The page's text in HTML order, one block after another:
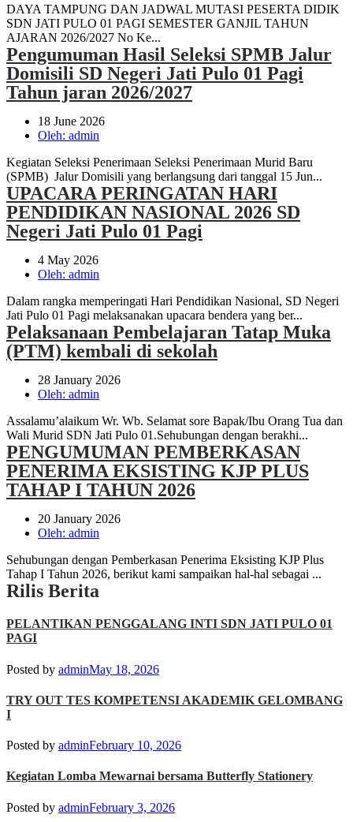
DAYA TAMPUNG DAN JADWAL MUTASI PESERTA DIDIK
SDN JATI PULO 01 PAGI SEMESTER GANJIL TAHUN
AJARAN 2026/2027 No Ke...
Pengumuman Hasil Seleksi SPMB Jalur
Domisili SD Negeri Jati Pulo 01 Pagi
Tahun jaran 2026/2027
18 June 2026
Oleh: admin
Kegiatan Seleksi Penerimaan Seleksi Penerimaan Murid Baru
(SPMB) Jalur Domisili yang berlangsung dari tanggal 15 Jun...
UPACARA PERINGATAN HARI
PENDIDIKAN NASIONAL 2026 SD
Negeri Jati Pulo 01 Pagi
4 May 2026
Oleh: admin
Dalam rangka memperingati Hari Pendidikan Nasional, SD Negeri
Jati Pulo 01 Pagi melaksanakan upacara bendera yang ber...
Pelaksanaan Pembelajaran Tatap Muka
(PTM) kembali di sekolah
28 January 2026
Oleh: admin
Assalamu’alaikum Wr. Wb. Selamat sore Bapak/Ibu Orang Tua dan
Wali Murid SDN Jati Pulo 01. ​Sehubungan dengan berakhi...
PENGUMUMAN PEMBERKASAN
PENERIMA EKSISTING KJP PLUS
TAHAP I TAHUN 2026
20 January 2026
Oleh: admin
Sehubungan dengan Pemberkasan Penerima Eksisting KJP Plus
Tahap I Tahun 2026, berikut kami sampaikan hal-hal sebagai ...
Rilis Berita
PELANTIKAN PENGGALANG INTI SDN JATI PULO 01
PAGI
Posted by adminMay 18, 2026
TRY OUT TES KOMPETENSI AKADEMIK GELOMBANG
I
Posted by adminFebruary 10, 2026
Kegiatan Lomba Mewarnai bersama Butterfly Stationery
Posted by adminFebruary 3, 2026